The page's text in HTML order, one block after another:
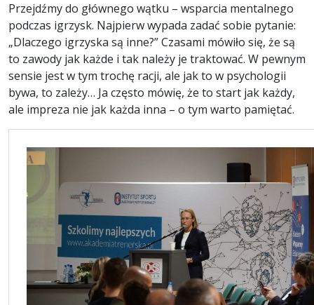
Przejdźmy do głównego wątku – wsparcia mentalnego
podczas igrzysk. Najpierw wypada zadać sobie pytanie:
„Dlaczego igrzyska są inne?” Czasami mówiło się, że są
to zawody jak każde i tak należy je traktować. W pewnym
sensie jest w tym trochę racji, ale jak to w psychologii
bywa, to zależy… Ja często mówię, że to start jak każdy,
ale impreza nie jak każda inna – o tym warto pamiętać.